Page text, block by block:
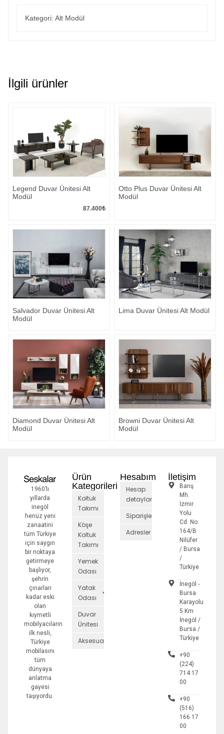
Kategori: Alt Modül
İlgili ürünler
Legend Duvar Ünitesi Alt
Modül
87.400₺
Otto Plus Duvar Ünitesi Alt
Modül
Salvador Duvar Ünitesi Alt
Modül
Lima Duvar Ünitesi Alt Modül
Diamond Duvar Ünitesi Alt
Modül
Browni Duvar Ünitesi Alt
Modül
1960’lı
yıllarda
inegöl
henüz yeni
zanaatini
tüm Türkiye
için saygın
bir noktaya
getirmeye
başlıyor,
şehrin
çınarları
kadar eski
olan
kıymetli
mobilyacıların
ilk nesli,
Türkiye
mobilasını
tüm
dünyaya
anlatma
gayesi
taşıyordu.
Ürün
Kategorileri
Koltuk
Takımı
Köşe
Koltuk
Takımı
Yemek
Odası
Yatak
Odası
Duvar
Ünitesi
Aksesuarlar
Hesabım
Hesap
detayları
Siparişler
Adresler
İletişim
Barış
Mh.
İzmir
Yolu
Cd. No:
164/B
Nilüfer
/ Bursa
/
Türkiye
İnegöl -
Bursa
Karayolu
5.Km
İnegöl /
Bursa /
Türkiye
+90
(224)
714 17
00
+90
(516)
166 17
00